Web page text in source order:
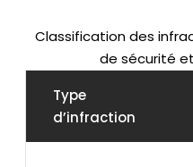
Classification des
de sécurité
Type
d’infraction